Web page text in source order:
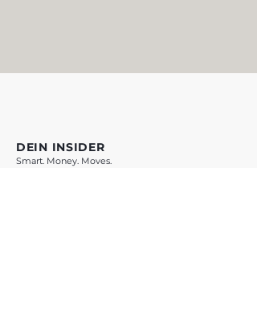
DEIN INSIDER
Smart. Money. Moves.